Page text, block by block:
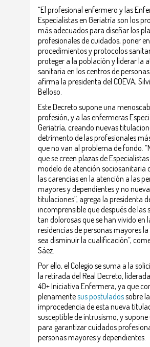
“El profesional enfermero y las
Especialistas en Geriatría son los
más adecuados para diseñar los
profesionales de cuidados, poner
procedimientos y protocolos
proteger a la población y liderar la
sanitaria en los centros de
afirma la presidenta del COEVA,
Belloso.
Este Decreto supone una
profesión, y a las enfermeras
Geriatría, creando nuevas
detrimento de las profesionales
que no van al problema de fondo.
que se creen plazas de
modelo de atención sociosanitaria
las carencias en la atención a las
mayores y dependientes y no
titulaciones”, agrega la presidenta
incomprensible que después de las
tan dolorosas que se han vivido en
residencias de personas mayores
sea disminuir la cualificación”,
Sáez.
Por ello, el Colegio se suma a la
la retirada del Real Decreto,
40+ Iniciativa Enfermera, ya que
plenamentesus postuladossobre la
improcedencia de esta nueva
susceptible de intrusismo, y
para garantizar cuidados
personas mayores y dependientes.